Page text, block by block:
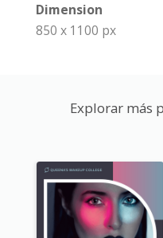
Dimension
850 x 1100 px
Explorar más